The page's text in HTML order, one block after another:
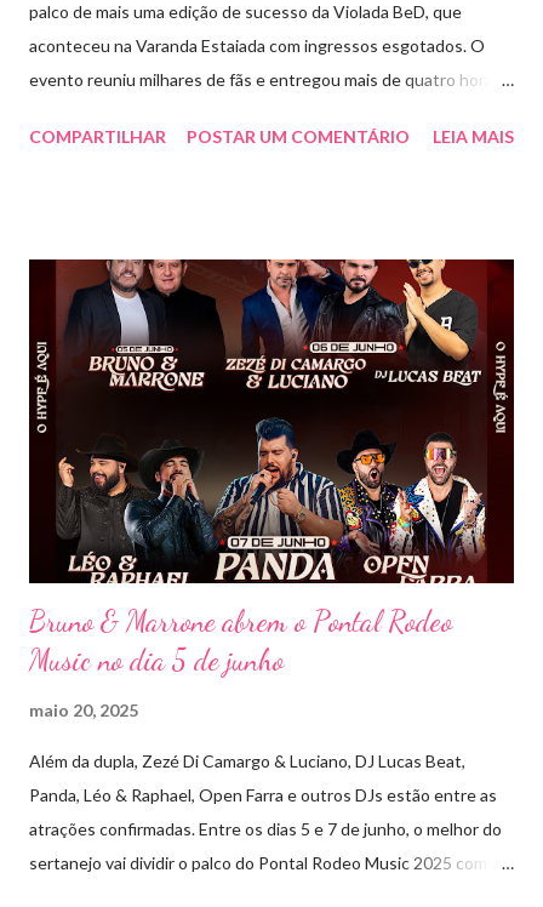
palco de mais uma edição de sucesso da Violada BeD, que
aconteceu na Varanda Estaiada com ingressos esgotados. O
evento reuniu milhares de fãs e entregou mais de quatro horas
de hits, Bruninho & Davi incendiaram o palco e contaram com
única, com o público cantando junto do início ao fim. Criado em
2018, o projeto Violada BeD se tornou uma verdadeira marca
registrada da carreira da dupla, oferecendo ao público um show
imersivo, com horas de duração, que mistura grandes clássicos
do sertanejo com homenagens a outros gêneros. No palco,
Bruninho & Davi transitam com naturalidade entre os seus hits e
releituras de artistas como Sandy & Junior, CPM 22 e
Detonautas, cria...
COMPARTILHAR POSTAR UM COMENTÁRIO LEIA MAIS
Bruno & Marrone abrem o Pontal Rodeo
Music no dia 5 de junho
maio 20, 2025
Além da dupla, Zezé Di Camargo & Luciano, DJ Lucas Beat,
Panda, Léo & Raphael, Open Farra e outros DJs estão entre as
atrações confirmadas. Entre os dias 5 e 7 de junho, o melhor do
sertanejo vai dividir o palco do Pontal Rodeo Music 2025 com o